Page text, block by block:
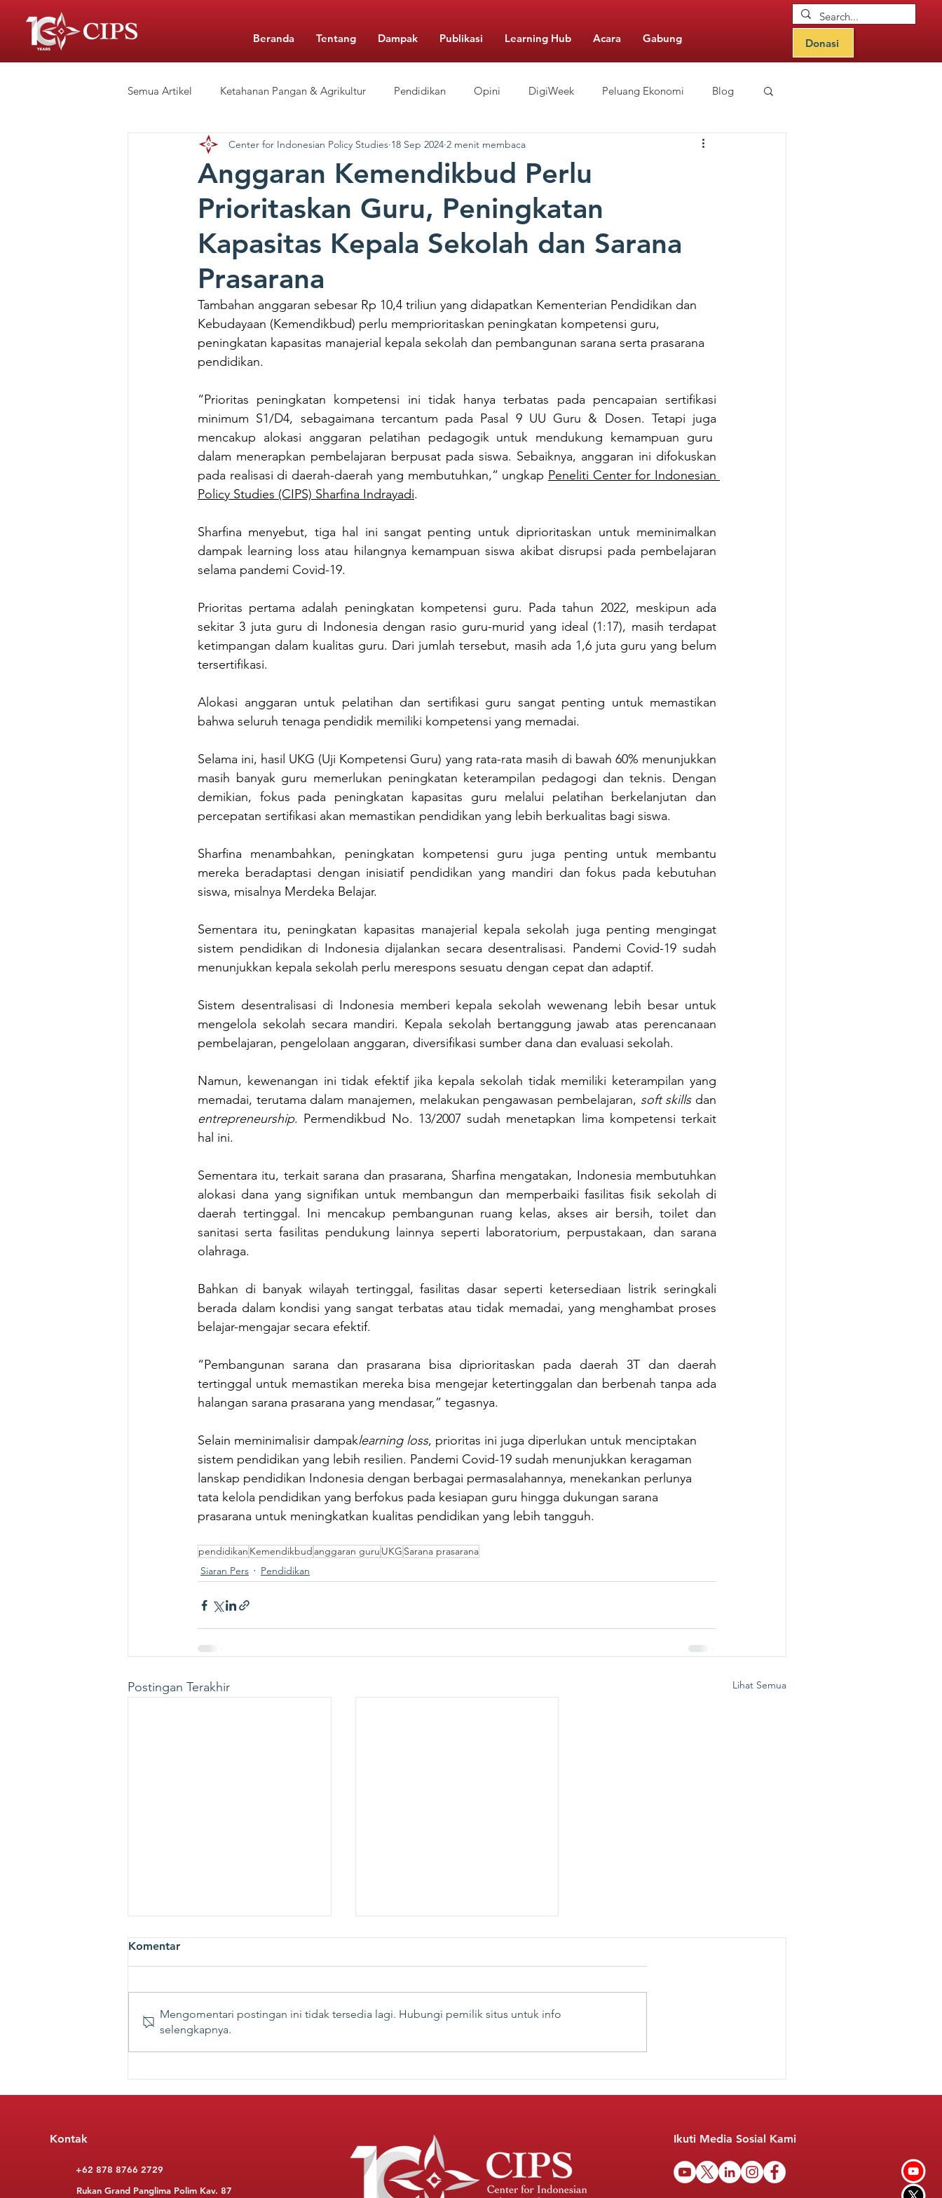
Beranda Tentang Dampak Publikasi Learning Hub Acara Gabung Donasi
Semua Artikel Ketahanan Pangan & Agrikultur Pendidikan Opini DigiWeek Peluang Ekonomi Blog
Siaran Pers Sekolah Swasta Berbiaya Rendah Pengelolaan Sekolah
CIPS Learning Hub
Anggaran Kemendikbud Perlu
Prioritaskan Guru, Peningkatan
Kapasitas Kepala Sekolah dan Sarana
Prasarana
Center for Indonesian Policy Studies 18 Sep 2024 2 menit membaca
Tambahan anggaran sebesar Rp 10,4 triliun yang didapatkan Kementerian Pendidikan dan
Kebudayaan (Kemendikbud) perlu memprioritaskan peningkatan kompetensi guru,
peningkatan kapasitas manajerial kepala sekolah dan pembangunan sarana serta prasarana
pendidikan.
“Prioritas peningkatan kompetensi ini tidak hanya terbatas pada pencapaian sertifikasi
minimum S1/D4, sebagaimana tercantum pada Pasal 9 UU Guru & Dosen. Tetapi juga
mencakup alokasi anggaran pelatihan pedagogik untuk mendukung kemampuan guru
dalam menerapkan pembelajaran berpusat pada siswa. Sebaiknya, anggaran ini difokuskan
pada realisasi di daerah-daerah yang membutuhkan,” ungkap Peneliti Center for Indonesian
Policy Studies (CIPS) Sharfina Indrayadi.
Sharfina menyebut, tiga hal ini sangat penting untuk diprioritaskan untuk meminimalkan
dampak learning loss atau hilangnya kemampuan siswa akibat disrupsi pada pembelajaran
selama pandemi Covid-19.
Prioritas pertama adalah peningkatan kompetensi guru. Pada tahun 2022, meskipun ada
sekitar 3 juta guru di Indonesia dengan rasio guru-murid yang ideal (1:17), masih terdapat
ketimpangan dalam kualitas guru. Dari jumlah tersebut, masih ada 1,6 juta guru yang belum
tersertifikasi.
Alokasi anggaran untuk pelatihan dan sertifikasi guru sangat penting untuk memastikan
bahwa seluruh tenaga pendidik memiliki kompetensi yang memadai.
Selama ini, hasil UKG (Uji Kompetensi Guru) yang rata-rata masih di bawah 60% menunjukkan
masih banyak guru memerlukan peningkatan keterampilan pedagogi dan teknis. Dengan
demikian, fokus pada peningkatan kapasitas guru melalui pelatihan berkelanjutan dan
percepatan sertifikasi akan memastikan pendidikan yang lebih berkualitas bagi siswa.
Sharfina menambahkan, peningkatan kompetensi guru juga penting untuk membantu
mereka beradaptasi dengan inisiatif pendidikan yang mandiri dan fokus pada kebutuhan
siswa, misalnya Merdeka Belajar.
Sementara itu, peningkatan kapasitas manajerial kepala sekolah juga penting mengingat
sistem pendidikan di Indonesia dijalankan secara desentralisasi. Pandemi Covid-19 sudah
menunjukkan kepala sekolah perlu merespons sesuatu dengan cepat dan adaptif.
Sistem desentralisasi di Indonesia memberi kepala sekolah wewenang lebih besar untuk
mengelola sekolah secara mandiri. Kepala sekolah bertanggung jawab atas perencanaan
pembelajaran, pengelolaan anggaran, diversifikasi sumber dana dan evaluasi sekolah.
Namun, kewenangan ini tidak efektif jika kepala sekolah tidak memiliki keterampilan yang
memadai, terutama dalam manajemen, melakukan pengawasan pembelajaran, soft skills
entrepreneurship. Permendikbud No. 13/2007 sudah menetapkan lima kompetensi terkait
hal ini.
Sementara itu, terkait sarana dan prasarana, Sharfina mengatakan, Indonesia membutuhkan
alokasi dana yang signifikan untuk membangun dan memperbaiki fasilitas fisik sekolah di
daerah tertinggal. Ini mencakup pembangunan ruang kelas, akses air bersih, toilet dan
sanitasi serta fasilitas pendukung lainnya seperti laboratorium, perpustakaan, dan sarana
olahraga.
Bahkan di banyak wilayah tertinggal, fasilitas dasar seperti ketersediaan listrik seringkali
berada dalam kondisi yang sangat terbatas atau tidak memadai, yang menghambat proses
belajar-mengajar secara efektif.
“Pembangunan sarana dan prasarana bisa diprioritaskan pada daerah 3T dan daerah
tertinggal untuk memastikan mereka bisa mengejar ketertinggalan dan berbenah tanpa ada
halangan sarana prasarana yang mendasar,” tegasnya.
Selain meminimalisir dampaklearning loss, prioritas ini juga diperlukan untuk menciptakan
sistem pendidikan yang lebih resilien. Pandemi Covid-19 sudah menunjukkan keragaman
lanskap pendidikan Indonesia dengan berbagai permasalahannya, menekankan perlunya
tata kelola pendidikan yang berfokus pada kesiapan guru hingga dukungan sarana
prasarana untuk meningkatkan kualitas pendidikan yang lebih tangguh.
pendidikan Kemendikbud anggaran guru UKG Sarana prasarana
Siaran Pers
Pendidikan
Postingan Terakhir Lihat Semua
Penyelenggaraan Cadangan
Indonesia Perlu Tingkatkan
Komentar
Mengomentari postingan ini tidak tersedia lagi. Hubungi pemilik situs untuk info
selengkapnya.
Kontak
+62 878 8766 2729
Rukan Grand Panglima Polim Kav. 87
Ikuti Media Sosial Kami